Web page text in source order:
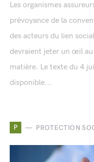
Les organismes
prévoyance de la
des acteurs du lien
devraient jeter un œil au
matière. Le texte du 4
disponible...
P PROTECTION